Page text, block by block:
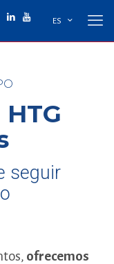
ES
seguir
ofrecemos